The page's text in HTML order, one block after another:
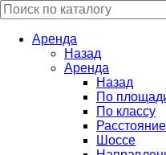
Аренда
Назад
Аренда
Назад
По
По классу
Шоссе